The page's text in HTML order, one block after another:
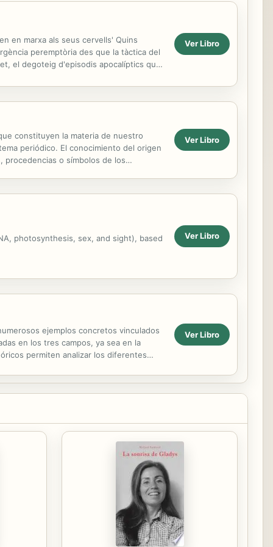
en marxa als seus cervells' Quins
peremptòria des que la tàctica del
el degoteig d'episodis apocalíptics que
Ver Libro
constituyen la materia de nuestro
periódico. El conocimiento del origen
procedencias o símbolos de los
Ver Libro
photosynthesis, sex, and sight), based Ver Libro
ejemplos concretos vinculados
en los tres campos, ya sea en la
permiten analizar los diferentes
Ver Libro